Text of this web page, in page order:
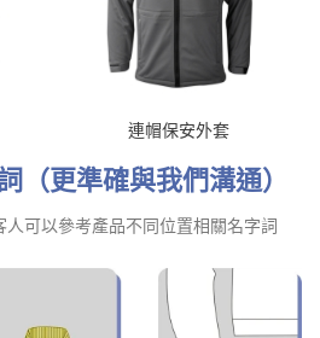
連帽保安外套
（更準確與我們溝通）
可以參考產品不同位置相關名字詞